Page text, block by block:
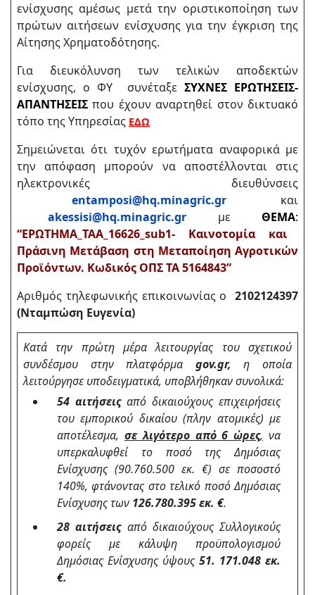
ενίσχυσης αμέσως μετά την οριστικοποίηση των
πρώτων αιτήσεων ενίσχυσης για την έγκριση της
Αίτησης Χρηματοδότησης.
Για διευκόλυνση των τελικών αποδεκτών
ενίσχυσης, ο ΦΥ συνέταξε ΣΥΧΝΕΣ ΕΡΩΤΗΣΕΙΣ-
ΑΠΑΝΤΗΣΕΙΣ που έχουν αναρτηθεί στον δικτυακό
τόπο της Υπηρεσίας ΕΔΩ
Σημειώνεται ότι τυχόν ερωτήματα αναφορικά με
την απόφαση μπορούν να αποστέλλονται στις
ηλεκτρονικές διευθύνσεις
entamposi@hq.minagric.gr
και
akessisi@hq.minagric.gr
μεΘΕΜΑ:
“ΕΡΩΤΗΜΑ_ΤΑΑ_16626_sub1- Καινοτομία και
Πράσινη Μετάβαση στη Μεταποίηση Αγροτικών
Προϊόντων. Κωδικός ΟΠΣ ΤΑ 5164843”
Aριθμός τηλεφωνικής επικοινωνίας ο 2102124397
(Νταμπώση Ευγενία)
Κατά την πρώτη μέρα λειτουργίας του σχετικού
συνδέσμου στην πλατφόρμα gov.gr, η οποία
λειτούργησε υποδειγματικά, υποβλήθηκαν συνολικά:
54 αιτήσειςαπό δικαιούχους επιχειρήσεις
του εμπορικού δικαίου (πλην ατομικές) με
αποτέλεσμα, σε λιγότερο από 6 ώρες, να
υπερκαλυφθεί το ποσό της Δημόσιας
Ενίσχυσης (90.760.500 εκ. €) σε ποσοστό
140%, φτάνοντας στο τελικό ποσό Δημόσιας
Ενίσχυσης των 126.780.395 εκ. €.
28 αιτήσεις από δικαιούχους Συλλογικούς
φορείς με κάλυψη προϋπολογισμού
Δημόσιας Ενίσχυσης ύψους51. 171.048 εκ.
€.